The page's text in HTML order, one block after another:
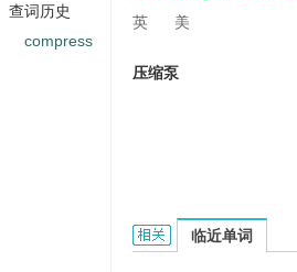
英 美
压缩泵
compressor pump的相
临近单词
查词历史
compress